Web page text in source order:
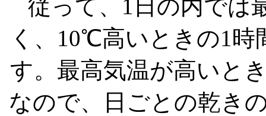
従って、1日の内では
く、10℃高いときの1時
す。最高気温が高いと
なので、日ごとの乾き